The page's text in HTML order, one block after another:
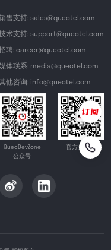
售支持: sales@quectel.com
术支持: support@quectel.com
聘: career@quectel.com
体联系: media@quectel.com
他咨询: info@quectel.com
QuecDevZone
公众号
官方公众号